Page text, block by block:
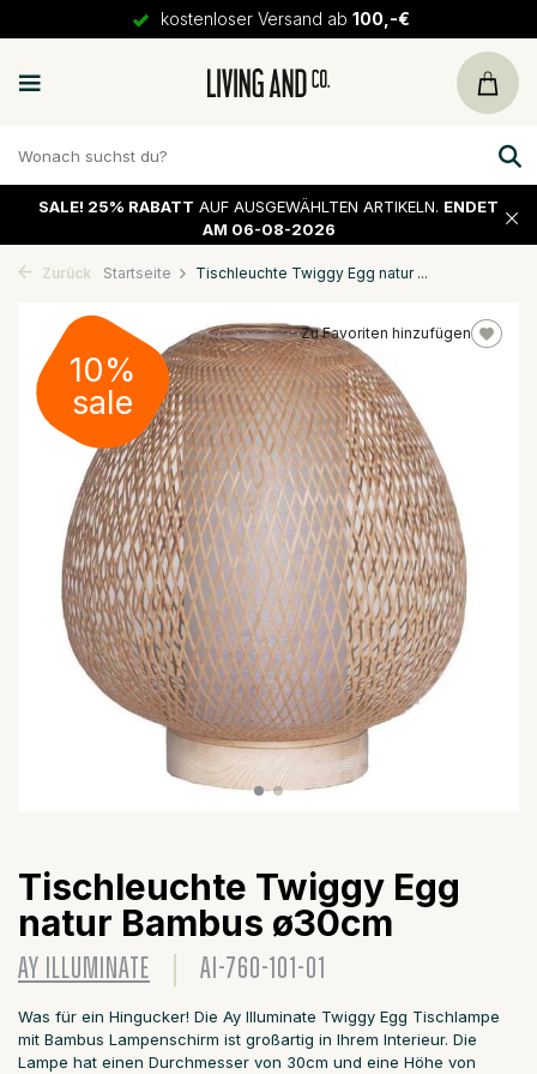
kostenloser Versand ab 100,-€
SALE! 25% RABATT AUF AUSGEWÄHLTEN ARTIKELN. ENDET
AM 06-08-2026
Zurück Startseite Tischleuchte Twiggy Egg natur ...
Zu Favoriten hinzufügen
10%
sale
Tischleuchte Twiggy Egg
natur Bambus ø30cm
AY ILLUMINATE AI-760-101-01
Was für ein Hingucker! Die Ay Illuminate Twiggy Egg Tischlampe
mit Bambus Lampenschirm ist großartig in Ihrem Interieur. Die
Lampe hat einen Durchmesser von 30cm und eine Höhe von